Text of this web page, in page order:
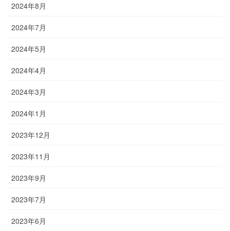
2024年8月
2024年7月
2024年5月
2024年4月
2024年3月
2024年1月
2023年12月
2023年11月
2023年9月
2023年7月
2023年6月